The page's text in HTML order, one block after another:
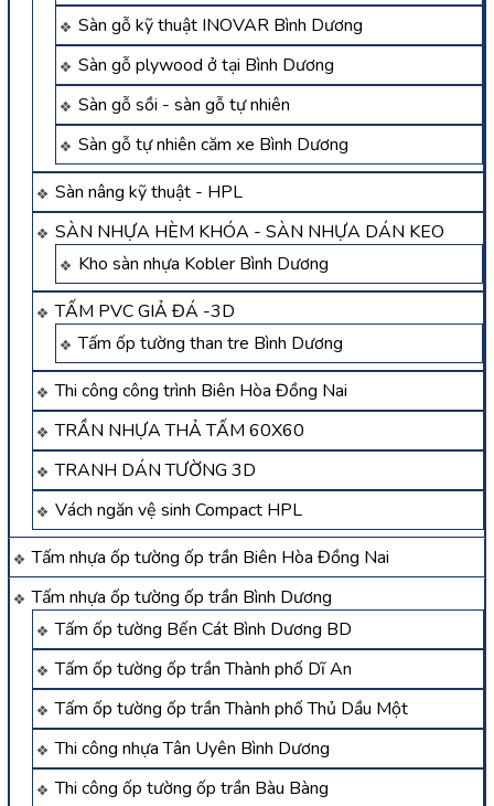
Sàn gỗ kỹ thuật INOVAR Bình Dương
Sàn gỗ plywood ở tại Bình Dương
Sàn gỗ sồi - sàn gỗ tự nhiên
Sàn gỗ tự nhiên căm xe Bình Dương
Sàn nâng kỹ thuật - HPL
SÀN NHỰA HÈM KHÓA - SÀN NHỰA DÁN KEO
Kho sàn nhựa Kobler Bình Dương
TẤM PVC GIẢ ĐÁ -3D
Tấm ốp tường than tre Bình Dương
Thi công công trình Biên Hòa Đồng Nai
TRẦN NHỰA THẢ TẤM 60X60
TRANH DÁN TƯỜNG 3D
Vách ngăn vệ sinh Compact HPL
Tấm nhựa ốp tường ốp trần Biên Hòa Đồng Nai
Tấm nhựa ốp tường ốp trần Bình Dương
Tấm ốp tường Bến Cát Bình Dương BD
Tấm ốp tường ốp trần Thành phố Dĩ An
Tấm ốp tường ốp trần Thành phố Thủ Dầu Một
Thi công nhựa Tân Uyên Bình Dương
Thi công ốp tường ốp trần Bàu Bàng